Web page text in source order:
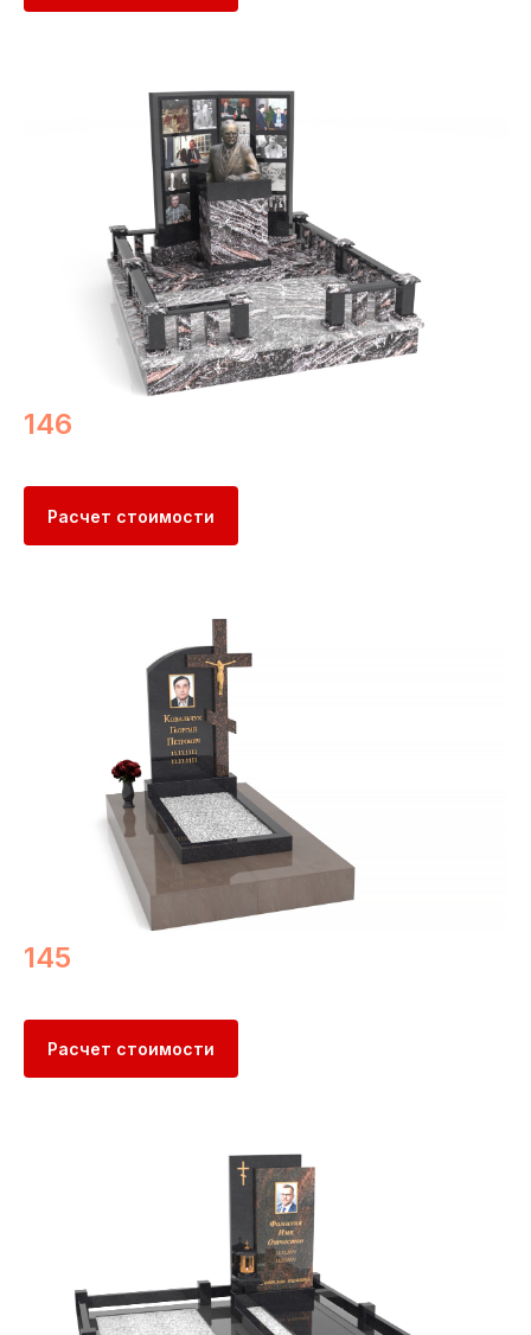
146
Расчет стоимости
145
Расчет стоимости